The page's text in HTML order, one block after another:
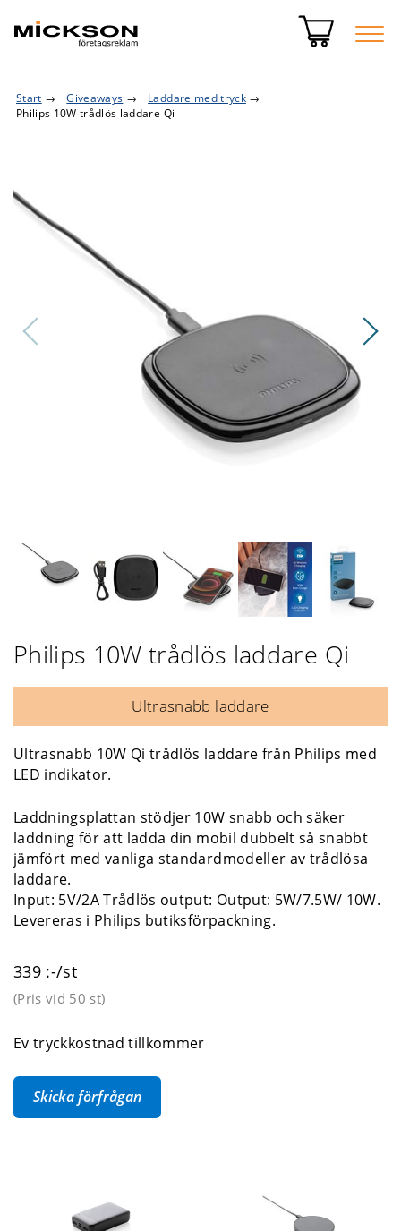
Start → Giveaways → Laddare med tryck →
Philips 10W trådlös laddare Qi
Philips 10W trådlös laddare Qi
Ultrasnabb laddare
Ultrasnabb 10W Qi trådlös laddare från Philips med
LED indikator.
Laddningsplattan stödjer 10W snabb och säker
laddning för att ladda din mobil dubbelt så snabbt
jämfört med vanliga standardmodeller av trådlösa
laddare.
Input: 5V/2A Trådlös output: Output: 5W/7.5W/ 10W.
Levereras i Philips butiksförpackning.
339 :-/st
(Pris vid 50 st)
Ev tryckkostnad tillkommer
Skicka förfrågan